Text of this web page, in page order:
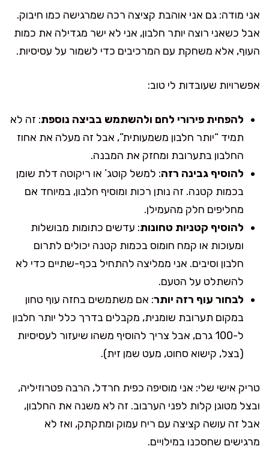
אני מודה: גם אני אוהבת קציצה רכה שמרגישה כמו חיבוק.
אבל כשאני רוצה יותר חלבון, אני לא ישר מגדילה את כמות
העוף, אלא משחקת עם המרכיבים כדי לשמור על עסיסיות.
אפשרויות שעובדות לי טוב:
להפחית פירורי לחם ולהשתמש בביצה נוספת: זה לא
תמיד “יותר חלבון משמעותית”, אבל זה מעלה את אחוז
החלבון בתערובת ומחזק את המבנה.
להוסיף גבינה רזה: למשל קוטג’ או ריקוטה דלת שומן
בכמות קטנה. זה נותן רכות ומוסיף חלבון, במיוחד אם
מחליפים חלק מהעמילן.
להוסיף קטניות טחונות: עדשים כתומות מבושלות
ומעוכות או קמח חומוס בכמות קטנה יכולים לתרום
חלבון וסיבים. אני ממליצה להתחיל בכף-שתיים כדי לא
להשתלט על הטעם.
לבחור עוף רזה יותר: אם משתמשים בחזה עוף טחון
במקום תערובת שומנית, מקבלים בדרך כלל יותר חלבון
ל-100 גרם, אבל צריך להוסיף משהו שיעזור לעסיסיות
(בצל, קישוא סחוט, מעט שמן זית).
טריק אישי שלי: אני מוסיפה כפית חרדל, הרבה פטרוזיליה,
ובצל מטוגן קלות לפני הערבוב. זה לא משנה את החלבון,
אבל זה עושה קציצה עם ריח עמוק ומתקתק, ואז לא
מרגישים שחסכנו במילויים.